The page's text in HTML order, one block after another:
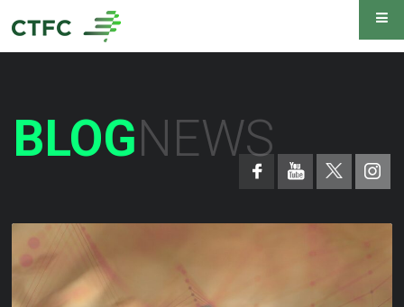
BLOGNEWS